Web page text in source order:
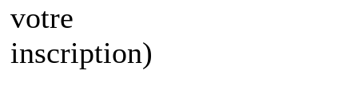
votre
inscription)